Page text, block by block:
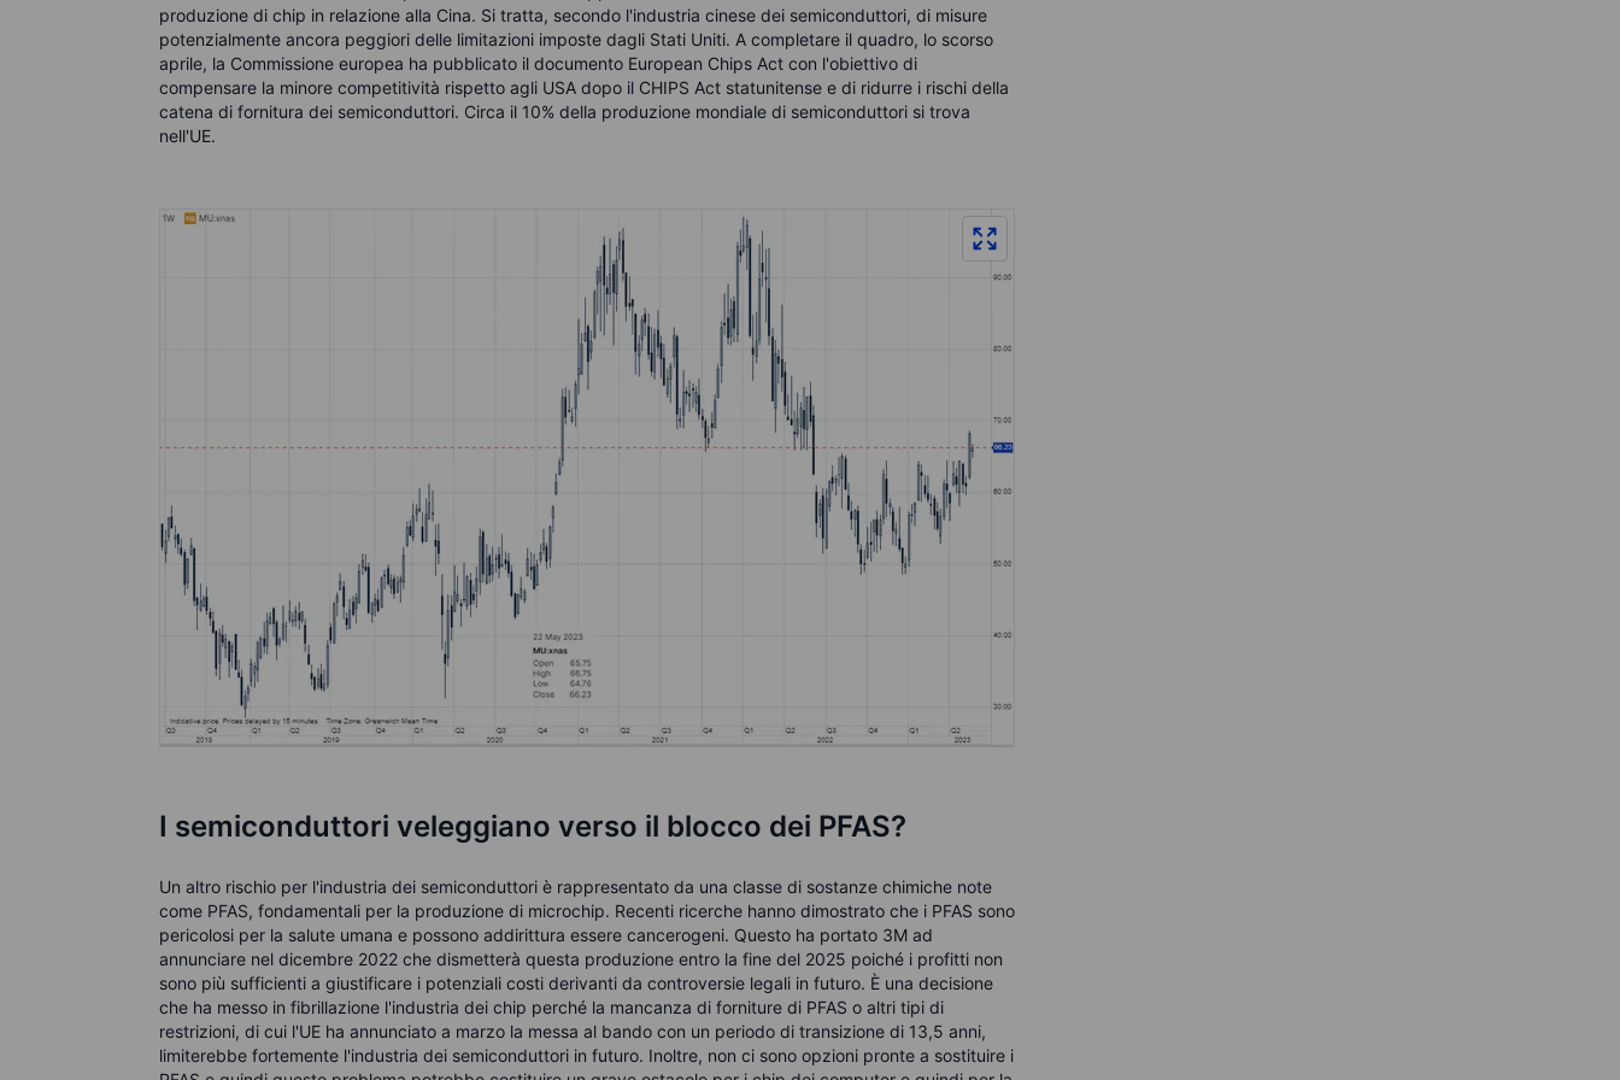
produzione di chip in relazione alla Cina. Si tratta, secondo l'industria cinese dei semiconduttori, di misure
potenzialmente ancora peggiori delle limitazioni imposte dagli Stati Uniti. A completare il quadro, lo scorso
aprile, la Commissione europea ha pubblicato il documento European Chips Act con l'obiettivo di
compensare la minore competitività rispetto agli USA dopo il CHIPS Act statunitense e di ridurre i rischi della
catena di fornitura dei semiconduttori. Circa il 10% della produzione mondiale di semiconduttori si trova
nell'UE.
I semiconduttori veleggiano verso il blocco dei PFAS?
Un altro rischio per l'industria dei semiconduttori è rappresentato da una classe di sostanze chimiche note
come PFAS, fondamentali per la produzione di microchip. Recenti ricerche hanno dimostrato che i PFAS sono
pericolosi per la salute umana e possono addirittura essere cancerogeni. Questo ha portato 3M ad
annunciare nel dicembre 2022 che dismetterà questa produzione entro la fine del 2025 poiché i profitti non
sono più sufficienti a giustificare i potenziali costi derivanti da controversie legali in futuro. È una decisione
che ha messo in fibrillazione l'industria dei chip perché la mancanza di forniture di PFAS o altri tipi di
restrizioni, di cui l'UE ha annunciato a marzo la messa al bando con un periodo di transizione di 13,5 anni,
limiterebbe fortemente l'industria dei semiconduttori in futuro. Inoltre, non ci sono opzioni pronte a sostituire i